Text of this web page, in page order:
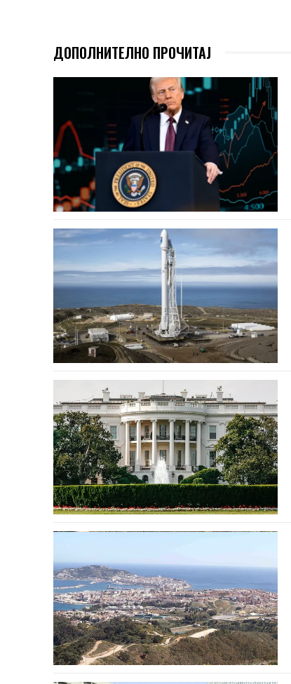
ДОПОЛНИТЕЛНО ПРОЧИТАЈ